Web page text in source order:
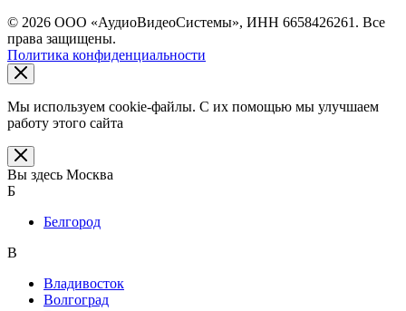
© 2026 ООО «АудиоВидеоСистемы», ИНН 6658426261. Все
права защищены.
Политика конфиденциальности
Мы используем cookie-файлы. С их помощью мы улучшаем
работу этого сайта
Вы здесь Москва
Б
Белгород
В
Владивосток
Волгоград